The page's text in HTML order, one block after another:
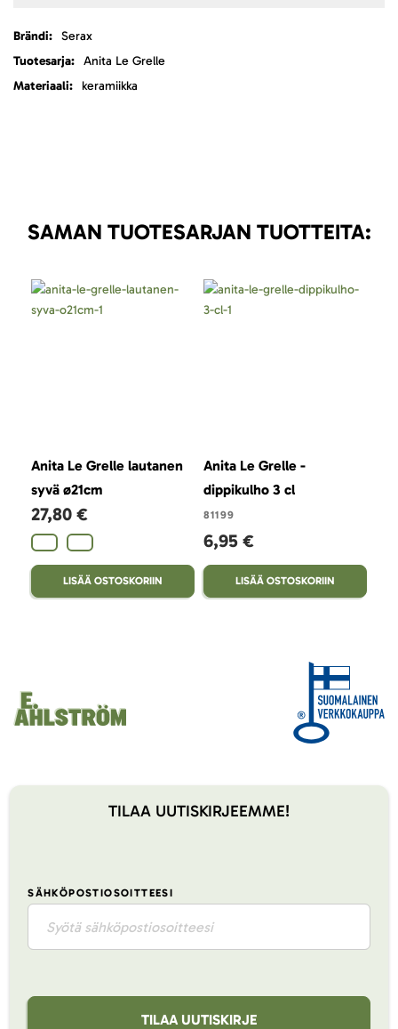
LisätietojaSerax
Anita Le Grelle
keramiikka
SAMAN TUOTESARJAN TUOTTEITA:
Anita Le Grelle lautanen
syvä ø21cm
27,80 €
LISÄÄ OSTOSKORIIN
Anita Le Grelle -
dippikulho 3 cl
81199
6,95 €
LISÄÄ OSTOSKORIIN
TILAA UUTISKIRJEEMME!
SÄHKÖPOSTIOSOITTEESI
TILAA UUTISKIRJE